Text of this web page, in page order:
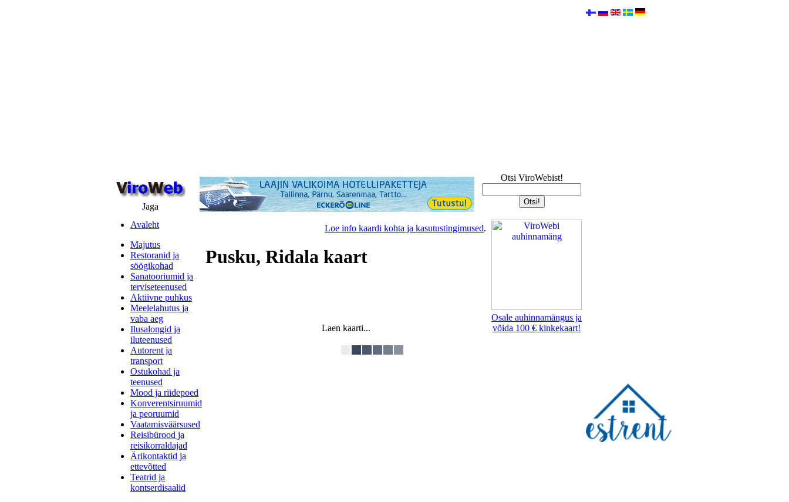
Jaga
Otsi ViroWebist!
Avaleht
Majutus
Restoranid ja
söögikohad
Sanatooriumid ja
terviseteenused
Aktiivne puhkus
Meelelahutus ja
vaba aeg
Ilusalongid ja
iluteenused
Autorent ja
transport
Ostukohad ja
teenused
Mood ja riidepoed
Konverentsiruumid
ja peoruumid
Vaatamisväärsused
Reisibürood ja
reisikorraldajad
Ärikontaktid ja
ettevõtted
Teatrid ja
kontserdisaalid
Loe info kaardi kohta ja kasutustingimused.
Pusku, Ridala kaart
Laen kaarti...
Osale auhinnamängus ja
võida 100 € kinkekaart!